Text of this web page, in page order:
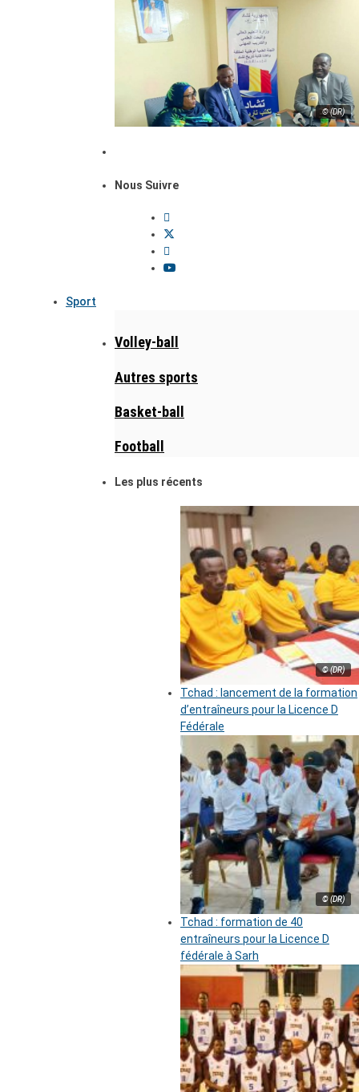
© (DR)
Nous Suivre
Sport
Volley-ball
Autres sports
Basket-ball
Football
Les plus récents
© (DR)
Tchad : lancement de la formation
d’entraîneurs pour la Licence D
Fédérale
© (DR)
Tchad : formation de 40
entraîneurs pour la Licence D
fédérale à Sarh